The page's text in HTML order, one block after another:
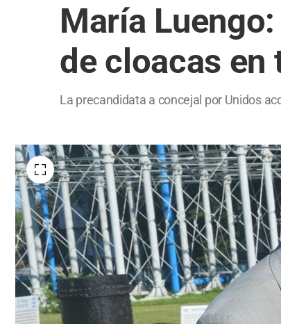
María
de cloacas en
La precandidata a concejal por Unidos